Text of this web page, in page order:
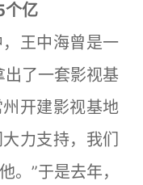
个亿
王中海曾是一
出了一套影视基
开建影视基地
力支持，我们
。”于是去年，